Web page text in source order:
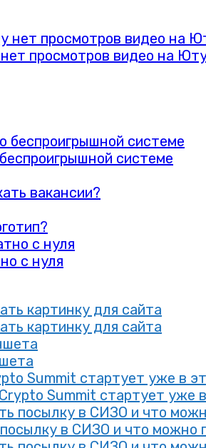
просмотров видео на
системе
вакансии?
с нуля
картинку для сайта
картинку для сайта
Summit стартует уже в
Summit стартует уже
посылку в СИЗО и что
в СИЗО и что можно